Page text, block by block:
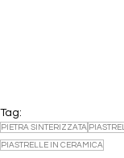
Tag:
PIETRA SINTERIZZATA
PIASTRELLE IN CERAMICA